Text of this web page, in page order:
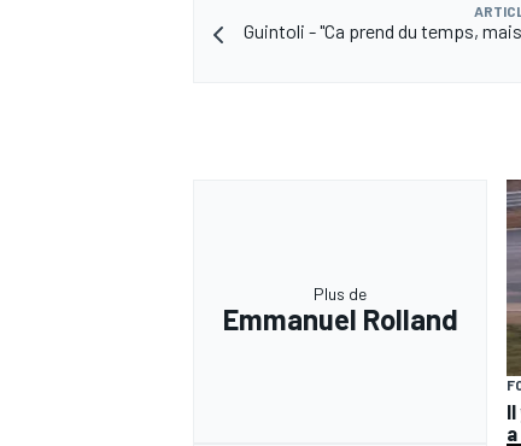
AUTRES CHAMPIONNATS
Guintoli - "Ca prend du temps,
Plus de
Emmanuel Rolland
Il